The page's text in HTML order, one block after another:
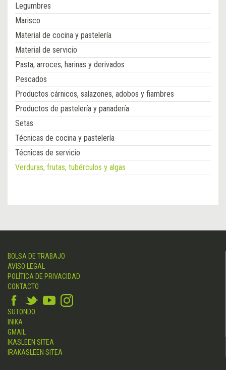
Legumbres
Marisco
Material de cocina y pastelería
Material de servicio
Pasta, arroces, harinas y derivados
Pescados
Productos cárnicos, salazones, adobos y fiambres
Productos de pastelería y panadería
Setas
Técnicas de cocina y pastelería
Técnicas de servicio
Verduras, frutas, tubérculos y algas
BOLSA DE TRABAJO
AVISO LEGAL
POLÍTICA DE PRIVACIDAD
CONTACTO
SUTONDO
INIKA
GMAIL
IKASLEEN SITEA
IRAKASLEEN SITEA